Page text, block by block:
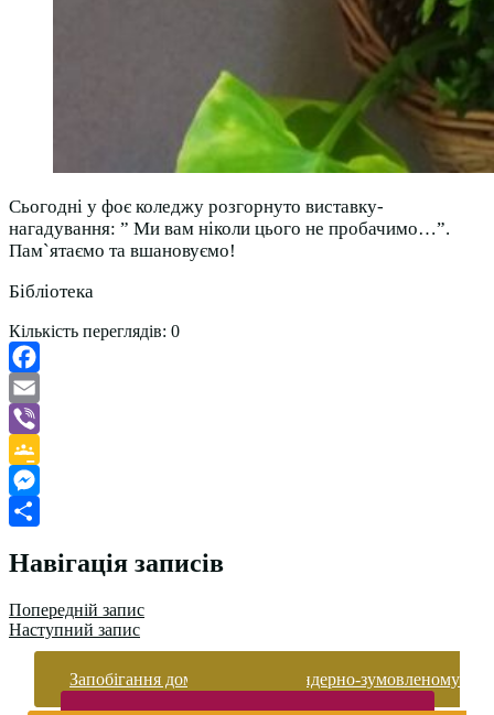
Сьогодні у фоє коледжу розгорнуто виставку-
нагадування: ” Ми вам ніколи цього не пробачимо…”.
Пам`ятаємо та вшановуємо!
Бібліотека
Кількість переглядів: 0
Facebook
Email
Viber
Google
Classroom
Messenger
Навігація записів
Попередній запис
Наступний запис
Запобігання домашньому та гендерно-зумовленому